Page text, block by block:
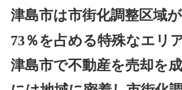
津島市は市街化調整区域
73％を占める特殊なエリ
津島市で不動産を売却を